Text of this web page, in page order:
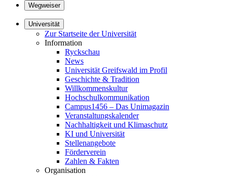
Wegweiser
Universität
Zur Startseite der Universität
Information
Ryckschau
News
Universität Greifswald im Profil
Geschichte & Tradition
Willkommenskultur
Hochschulkommunikation
Campus1456 – Das Unimagazin
Veranstaltungskalender
Nachhaltigkeit und Klimaschutz
KI und Universität
Stellenangebote
Förderverein
Zahlen & Fakten
Organisation